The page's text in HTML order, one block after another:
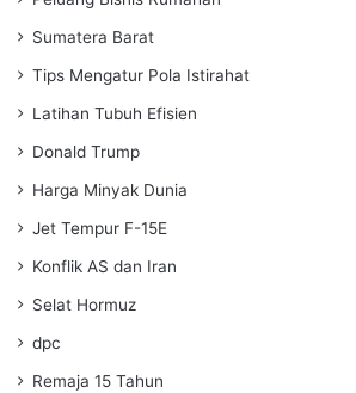
Sumatera Barat
Tips Mengatur Pola Istirahat
Latihan Tubuh Efisien
Donald Trump
Harga Minyak Dunia
Jet Tempur F-15E
Konflik AS dan Iran
Selat Hormuz
dpc
Remaja 15 Tahun